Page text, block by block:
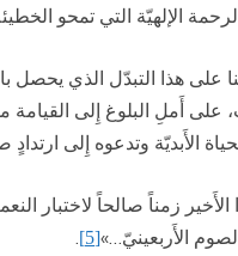
الإلهيّة التي تمحو
على هذا التبدّل الذي يحصل
أَملِ البلوغ إِلى القيامة
الأَبديّة وتدعوه إِلى
زمناً صالحاً لاختبار
الأَربعينيّ…»[5]
.